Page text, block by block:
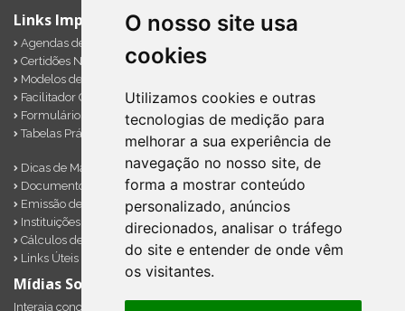
O nosso site usa
cookies
Utilizamos cookies e outras
tecnologias de medição para
melhorar a sua experiência de
navegação no nosso site, de
forma a mostrar conteúdo
personalizado, anúncios
direcionados, analisar o tráfego
do site e entender de onde vêm
os visitantes.
Links Importantes
Agendas de Obrigações
Certidões Negativas
Modelos de Documentos
Facilitador Contábil
Formulários Diversos
Tabelas Práticas
Dicas de Marketing
Documentos Importantes
Emissão de Notas
Instituições Financeiras
Cálculos de Impostos em Atraso
Links Úteis
Mídias Sociais
Interaja conosco pelos nossos perfis e saiba de todas as novidades.